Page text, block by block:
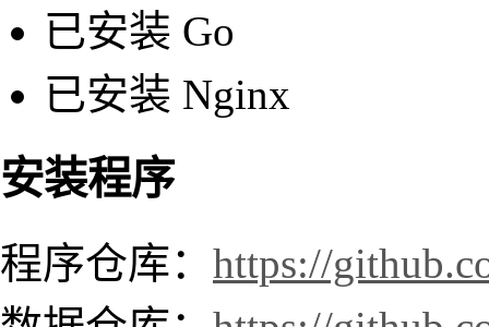
已安装 Go
已安装 Nginx
安装程序
程序仓库： https://